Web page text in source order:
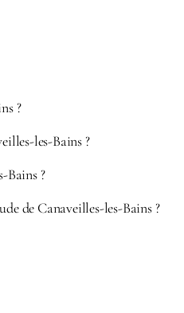
?
les-Bains ?
Bains ?
de Canaveilles-les-Bains ?